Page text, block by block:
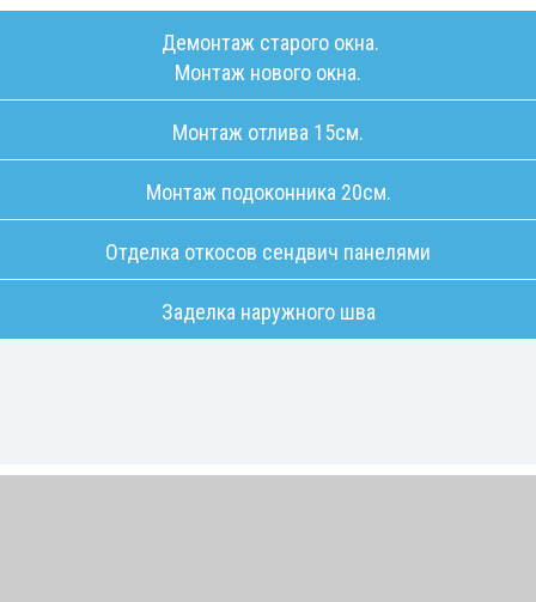
Демонтаж старого окна.
Монтаж нового окна.
Монтаж отлива 15см.
Монтаж подоконника 20см.
Отделка откосов сендвич панелями
Заделка наружного шва